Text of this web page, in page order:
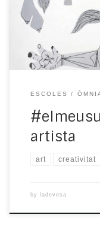
nens i les nenes
complexitat no […]
ESCOLES
artista
art creativitat
by ladevesa